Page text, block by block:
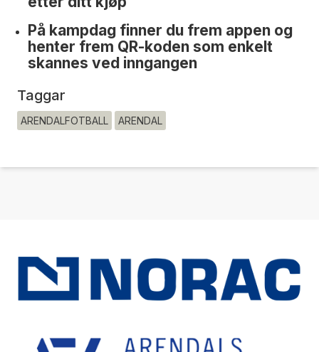
På kampdag finner du frem appen og
henter frem QR-koden som enkelt
skannes ved inngangen
Taggar
ARENDALFOTBALL ARENDAL